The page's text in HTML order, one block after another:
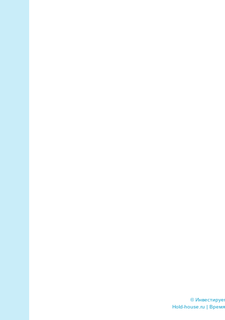
©
Hold-house.ru |